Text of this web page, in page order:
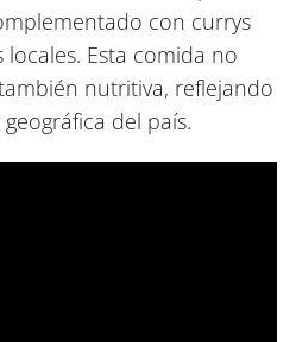
con currys
Esta comida no
nutritiva, reflejando
del país.